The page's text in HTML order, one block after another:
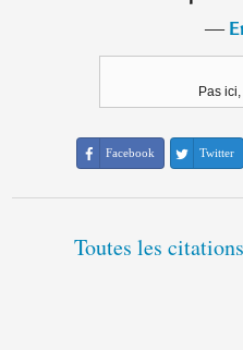
―
Pas
Facebook Twitter
Toutes les